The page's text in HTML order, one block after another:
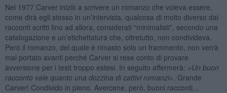
Nel 1977 Carver iniziò a scrivere un romanzo che voleva essere,
come dirà egli stesso in un’intervista, qualcosa di molto diverso dai
racconti scritti fino ad allora, considerati “minimalisti”, secondo una
catalogazione e un’etichettatura che, oltretutto, non condivideva.
Però il romanzo, del quale è rimasto solo un frammento, non verrà
mai portato avanti perché Carver si rese conto di provare
avversione per i testi troppo estesi. In seguito affermerà: «Un buon
racconto vale quanto una dozzina di cattivi romanzi» . Grande
Carver! Condivido in pieno. Avercene, però, buoni racconti...